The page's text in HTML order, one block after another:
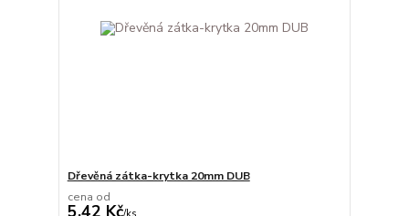
Dřevěná zátka-krytka 20mm DUB
cena od
5,42 Kč